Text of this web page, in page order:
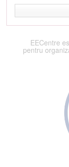
EECentre
pentru